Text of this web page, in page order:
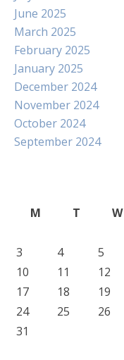
June 2025
March 2025
February 2025
January 2025
December 2024
November 2024
October 2024
September 2024
M
T W
3
4 5
10
11 12
17
18 19
24
25 26
31